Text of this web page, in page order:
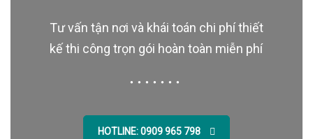
Tư vấn tận nơi và khái toán chi phí thiết
kế thi công trọn gói hoàn toàn miễn phí
HOTLINE: 0909 965 798